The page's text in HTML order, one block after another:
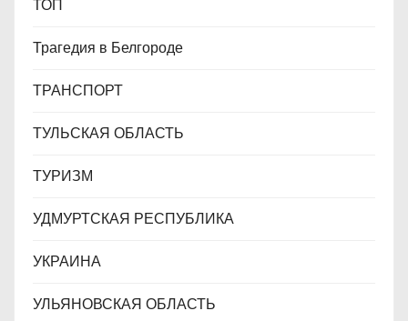
ТОП
Трагедия в Белгороде
ТРАНСПОРТ
ТУЛЬСКАЯ ОБЛАСТЬ
ТУРИЗМ
УДМУРТСКАЯ РЕСПУБЛИКА
УКРАИНА
УЛЬЯНОВСКАЯ ОБЛАСТЬ